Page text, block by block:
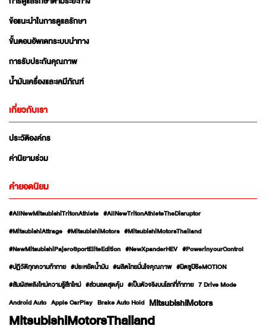
ข้อแนะนำในการดูแลรักษา
ขั้นตอนอัพเดทระบบนำทาง
การรับประกันคุณภาพ
น้ำมันเครื่องและเคมีภัณฑ์
เกี่ยวกับเรา
ประวัติองค์กร
ค่านิยามร่วม
คำยอดนิยม
#AllNewMitsubishiTritonAthlete #AllNewTritonAthleteTheDisruptor
#MitsubishiAttrage #MitsubishiMotors #MitsubishiMotorsThailand
#NewMitsubishiPajeroSportEliteEdition #NewXpanderHEV #PowerinyourControl
#ปฏิวัติทุกความท้าทาย #ประหยัดน้ำมัน #ผลิตไทยมั่นใจคุณภาพ #มิตซูบิชิeMOTION
#สัมผัสพลังใหม่ความรู้สึกใหม่ #ส่วนลดสุดคุ้ม #เป็นตัวจริงบนโลกที่ท้าทาย 7 Drive Mode
Android Auto Apple CarPlay Brake Auto Hold MitsubishiMotors
MitsubishiMotorsThailand